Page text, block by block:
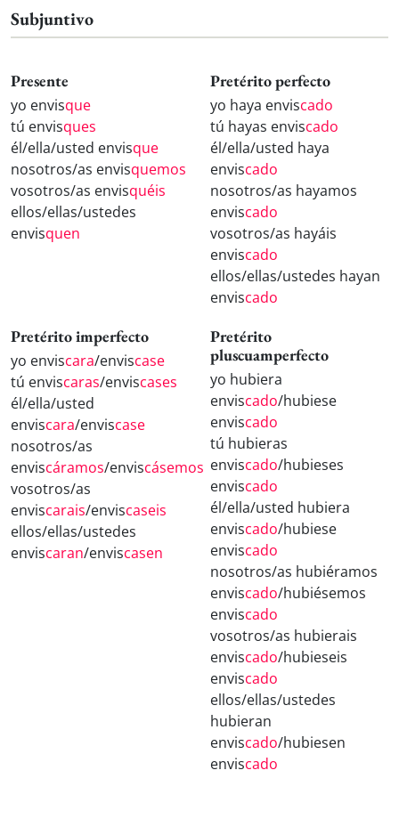
Subjuntivo
Presente
yo envisque
tú envisques
él/ella/usted envisque
nosotros/as envisquemos
vosotros/as envisquéis
ellos/ellas/ustedes
envisquen
Pretérito perfecto
yo haya enviscado
tú hayas enviscado
él/ella/usted haya
enviscado
nosotros/as hayamos
enviscado
vosotros/as hayáis
enviscado
ellos/ellas/ustedes hayan
enviscado
Pretérito imperfecto
yo enviscara/enviscase
tú enviscaras/enviscases
él/ella/usted
enviscara/enviscase
nosotros/as
enviscáramos/enviscásemos
vosotros/as
enviscarais/enviscaseis
ellos/ellas/ustedes
enviscaran/enviscasen
Pretérito
pluscuamperfecto
yo hubiera
enviscado/hubiese
enviscado
tú hubieras
enviscado/hubieses
enviscado
él/ella/usted hubiera
enviscado/hubiese
enviscado
nosotros/as hubiéramos
enviscado/hubiésemos
enviscado
vosotros/as hubierais
enviscado/hubieseis
enviscado
ellos/ellas/ustedes
hubieran
enviscado/hubiesen
enviscado